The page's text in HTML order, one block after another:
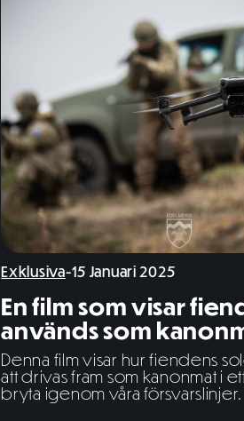
Exklusiva-15 Januari 2025
En film som visar
används som
Denna film visar hur fiendens
att drivas fram som kanonmat i
bryta igenom våra försvarslinjer.